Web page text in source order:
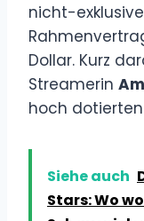
nicht-
Dollar. Kurz
Streamerin
hoch dotierten
Siehe auch
Stars: Wo